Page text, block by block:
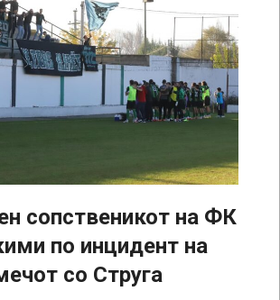
сопственикот на ФК
по инцидент на
со Струга